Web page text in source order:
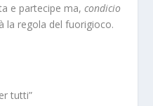
e partecipe ma, condicio
la regola del fuorigioco.
tutti”